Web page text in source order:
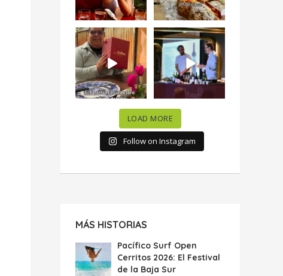
“En #Mallorca
Ciudad de México
celebramos la...
63 7
#SoaunFusionMexic
o una noche única
donde España y...
10 0
LOAD MORE
Follow on Instagram
MÁS HISTORIAS
Pacífico Surf Open
Cerritos 2026: El Festival
de la Baja Sur